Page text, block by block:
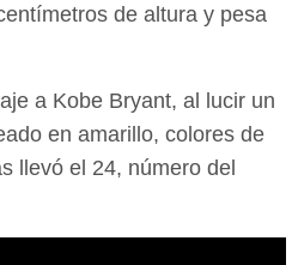
de altura y pesa
a Kobe Bryant, al lucir un
en amarillo, colores de
llevó el 24, número del